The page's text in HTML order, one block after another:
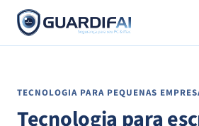
Pular
para
o
TECNOLOGIA PARA PEQUENAS
Tecnologia para
E-
mail